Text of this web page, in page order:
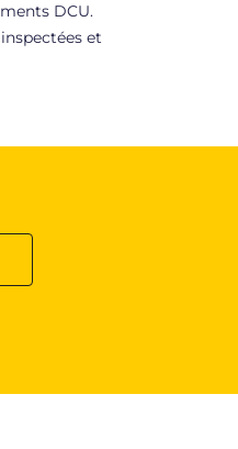
DCU.
et